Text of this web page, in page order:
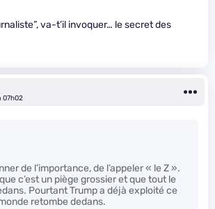
va-t’il invoquer… le secret des
07h02
de l’importance, de l’appeler « le Z ».
c’est un piège grossier et que tout le
Pourtant Trump a déjà exploité ce
retombe dedans.